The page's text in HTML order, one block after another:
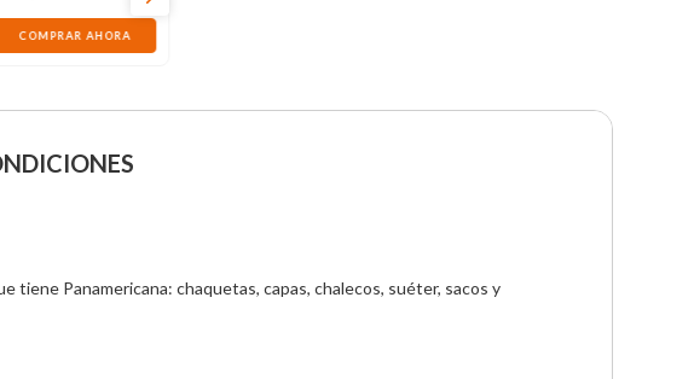
COMPRAR AHORA
tiene Panamericana: chaquetas, capas, chalecos, suéter, sacos y